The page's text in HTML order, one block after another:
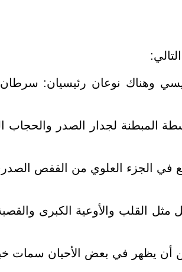
وهناك نوعان رئيسيان: سرطان
المبطنة لجدار الصدر والحجاب
في الجزء العلوي من القفص
والأوعية الكبرى والقصبة
أن يظهر في بعض الأحيان سمات